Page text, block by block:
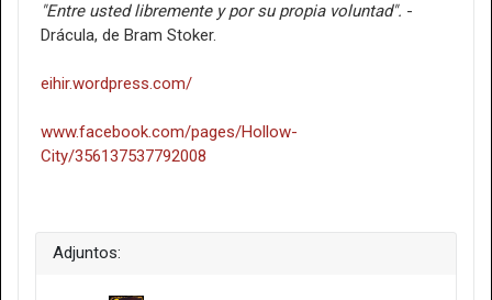
"Entre usted libremente y por su propia voluntad". -
Drácula, de Bram Stoker.
eihir.wordpress.com/
www.facebook.com/pages/Hollow-
City/356137537792008
Adjuntos: